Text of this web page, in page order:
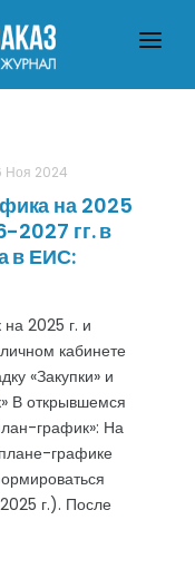
№ 223-ФЗ
Ноя 2024
на 2025
2027 гг. в
в ЕИС:
2025 г. и
кабинете
«Закупки» и
В открывшемся
график»: На
графике
г.). После